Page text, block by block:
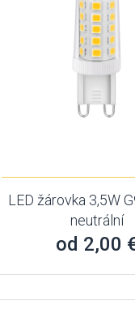
LED žárovka 3,5W
neutrální
od 2,00